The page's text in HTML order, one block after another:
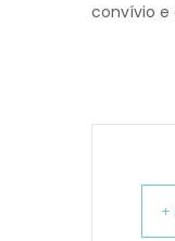
convívio e
+